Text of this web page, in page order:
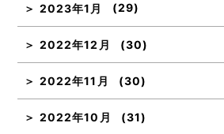
2023年1月 (29)
2022年12月 (30)
2022年11月 (30)
2022年10月 (31)